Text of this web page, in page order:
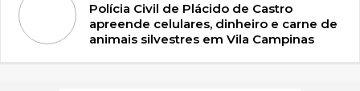
Polícia Civil de Plácido de Castro
apreende celulares, dinheiro e carne de
animais silvestres em Vila Campinas